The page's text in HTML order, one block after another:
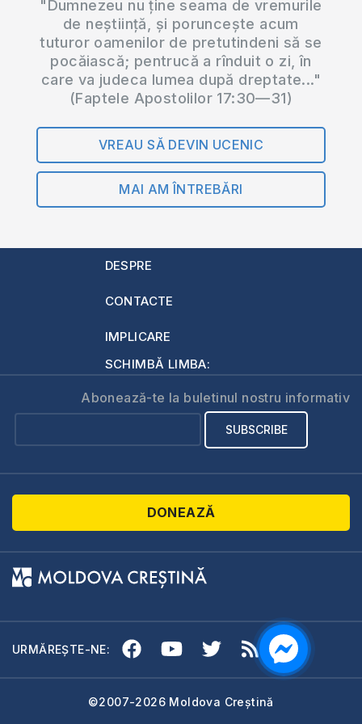
"Dumnezeu nu ține seama de vremurile
de neștiință, și poruncește acum
tuturor oamenilor de pretutindeni să se
pocăiască; pentrucă a rînduit o zi, în
care va judeca lumea după dreptate..."
(Faptele Apostolilor 17:30—31)
VREAU SĂ DEVIN UCENIC
MAI AM ÎNTREBĂRI
DESPRE
CONTACTE
IMPLICARE
SCHIMBĂ LIMBA:
Abonează-te la buletinul nostru informativ
DONEAZĂ
URMĂREȘTE-NE:
©2007-2026 Moldova Creștină